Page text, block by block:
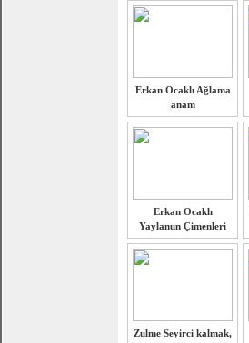
Erkan Ocaklı Ağlama
anam
Erkan Ocaklı
Yaylanun Çimenleri
Zulme Seyirci kalmak,